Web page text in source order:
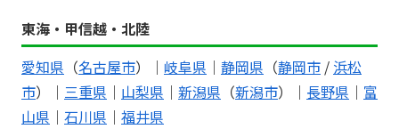
東海・甲信越・北陸
愛知県 （名古屋市）｜ 岐阜県 ｜ 静岡県 （静岡市 / 浜松
市）｜ 三重県 ｜ 山梨県 ｜ 新潟県 （新潟市）｜ 長野県 ｜ 富
山県 ｜ 石川県 ｜ 福井県